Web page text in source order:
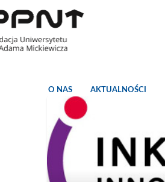
O NAS AKTUALNOŚCI